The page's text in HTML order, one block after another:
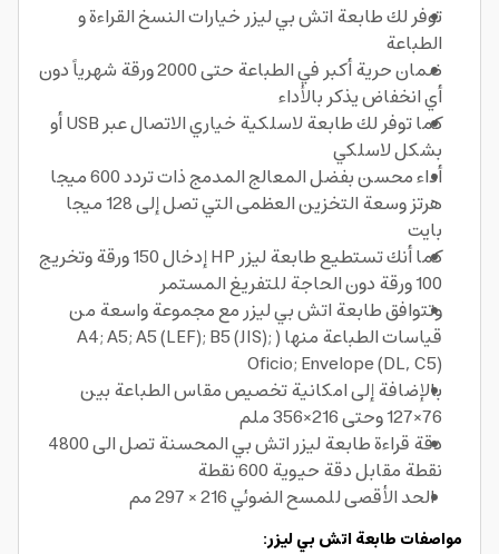
توفر لك طابعة اتش بي ليزر خيارات النسخ القراءة و
الطباعة
ضمان حرية أكبر في الطباعة حتى 2000 ورقة شهرياً دون
أي انخفاض يذكر بالأداء
كما توفر لك طابعة لاسلكية خياري الاتصال عبر USB أو
بشكل لاسلكي
أداء محسن بفضل المعالج المدمج ذات تردد 600 ميجا
هرتز وسعة التخزين العظمى التي تصل إلى 128 ميجا
بايت
كما أنك تستطيع طابعة ليزر HP إدخال 150 ورقة وتخريج
100 ورقة دون الحاجة للتفريغ المستمر
وتتوافق طابعة اتش بي ليزر مع مجموعة واسعة من
قياسات الطباعة منها ( A4; A5; A5 (LEF); B5 (JIS);
Oficio; Envelope (DL, C5)
بالإضافة إلى امكانية تخصيص مقاس الطباعة بين
76×127 وحتى 216×356 ملم
دقة قراءة طابعة ليزر اتش بي المحسنة تصل الى 4800
نقطة مقابل دقة حيوية 600 نقطة
الحد الأقصى للمسح الضوئي 216 × 297 مم
مواصفات طابعة اتش بي ليزر: